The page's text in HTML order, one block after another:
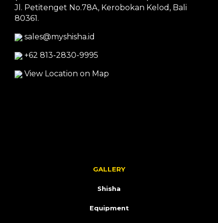
Jl. Petitenget No.78A, Kerobokan Kelod, Bali
80361.
sales@myshisha.id
+62 813-2830-9995
View Location on Map
GALLERY
Shisha
Equipment